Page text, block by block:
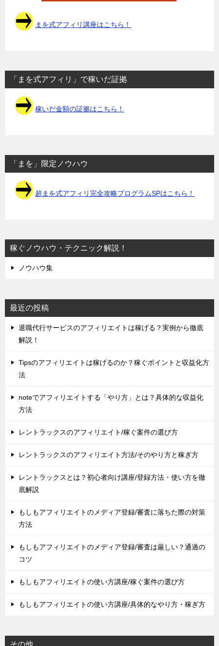
まを式アフィリ講座はこちら！
「まを式アフィリ」で稼いだ証拠
稼いだ金額の証拠はこちら！
「まを」限定ノウハウ
超まを式アフィリ完全攻略プログラムSPはこちら！
稼ぐノウハウ・テクニック解説！
ノウハウ集
最近の投稿
退職代行サービスのアフィリエイトは稼げる？実例から徹底
解説！
Tipsのアフィリエイトは稼げるのか？稼ぐポイントと収益化方
法
noteでアフィリエイトする「やり方」とは？具体的な収益化
方法
レントラックスのアフィリエイト/稼ぐ案件の選び方
レントラックスのアフィリエイト方法/そのやり方と稼ぎ方
レントラックスとは？初心者向け講座/登録方法・使い方を徹
底解説
もしもアフィリエイトのメディア登録/審査に落ちた際の対策
方法
もしもアフィリエイトのメディア登録/審査は厳しい？通過の
コツ
もしもアフィリエイトの使い方講座/稼ぐ案件の選び方
もしもアフィリエイトの使い方講座/具体的なやり方・稼ぎ方
その他